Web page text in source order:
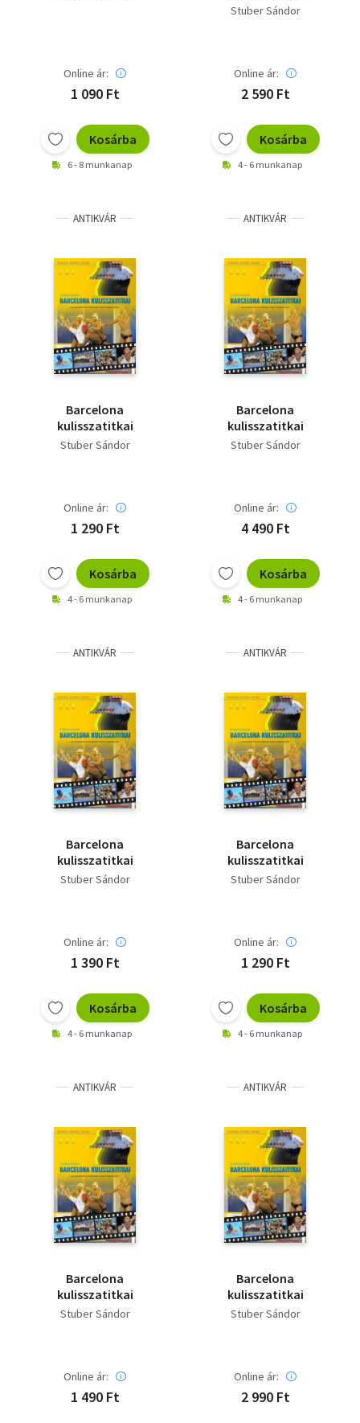
Online ár:
1 090 Ft
Kosárba
6 - 8 munkanap
Stuber Sándor
Online ár:
2 590 Ft
Kosárba
4 - 6 munkanap
ANTIKVÁR
Barcelona
kulisszatitkai
Stuber Sándor
Online ár:
1 290 Ft
Kosárba
4 - 6 munkanap
ANTIKVÁR
Barcelona
kulisszatitkai
Stuber Sándor
Online ár:
4 490 Ft
Kosárba
4 - 6 munkanap
ANTIKVÁR
Barcelona
kulisszatitkai
Stuber Sándor
Online ár:
1 390 Ft
Kosárba
4 - 6 munkanap
ANTIKVÁR
Barcelona
kulisszatitkai
Stuber Sándor
Online ár:
1 290 Ft
Kosárba
4 - 6 munkanap
ANTIKVÁR
Barcelona
kulisszatitkai
Stuber Sándor
Online ár:
1 490 Ft
ANTIKVÁR
Barcelona
kulisszatitkai
Stuber Sándor
Online ár:
2 990 Ft